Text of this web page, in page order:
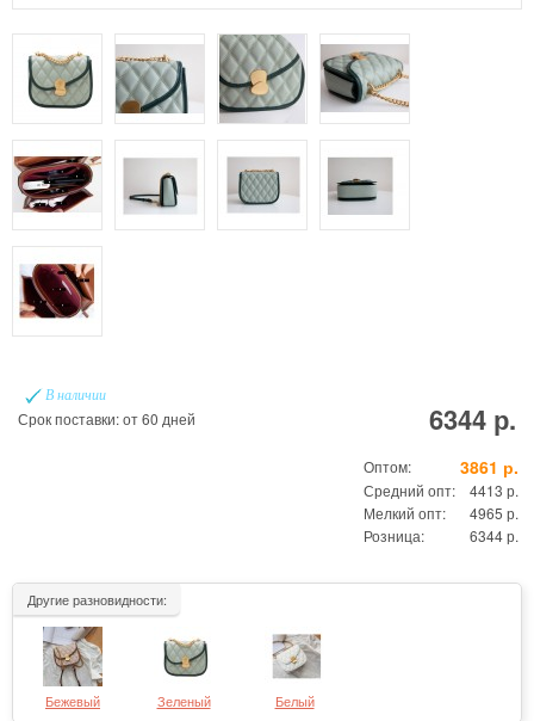
В наличии
Срок поставки: от 60 дней 6344 р.
Оптом: 3861 р.
Средний опт:
4413 р.
Мелкий опт:
4965 р.
Розница:
6344 р.
Другие разновидности:
Бежевый Зеленый Белый